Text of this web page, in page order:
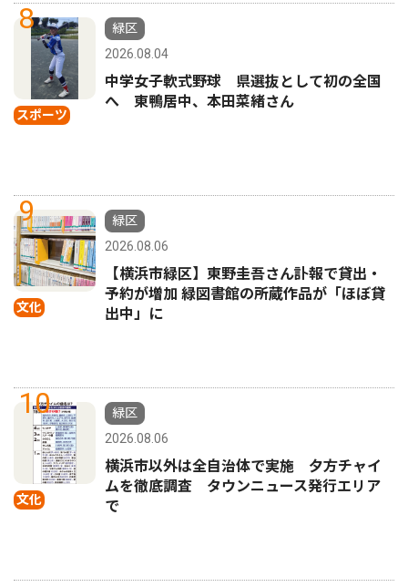
8
スポーツ
緑区
2026.08.04
中学女子軟式野球 県選抜として初の全国
へ 東鴨居中、本田菜緒さん
9
文化
緑区
2026.08.06
【横浜市緑区】東野圭吾さん訃報で貸出・
予約が増加 緑図書館の所蔵作品が「ほぼ貸
出中」に
10
文化
緑区
2026.08.06
横浜市以外は全自治体で実施 夕方チャイ
ムを徹底調査 タウンニュース発行エリア
で